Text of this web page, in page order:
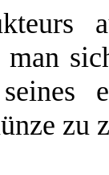
man
zu